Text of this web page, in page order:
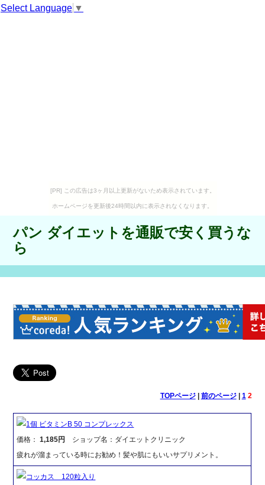
Select Language ▼
[PR] この広告は3ヶ月以上更新がないため表示されています。
ホームページを更新後24時間以内に表示されなくなります。
パン ダイエットを通販で安く買うな
ら
TOPページ| 前のページ| 1 2
1個 ビタミンB 50 コンプレックス
価格：1,185円
ショップ名：ダイエットクリニック
疲れが溜まっている時にお勧め！髪や肌にもいいサプリメント。
コッカス 120粒入り